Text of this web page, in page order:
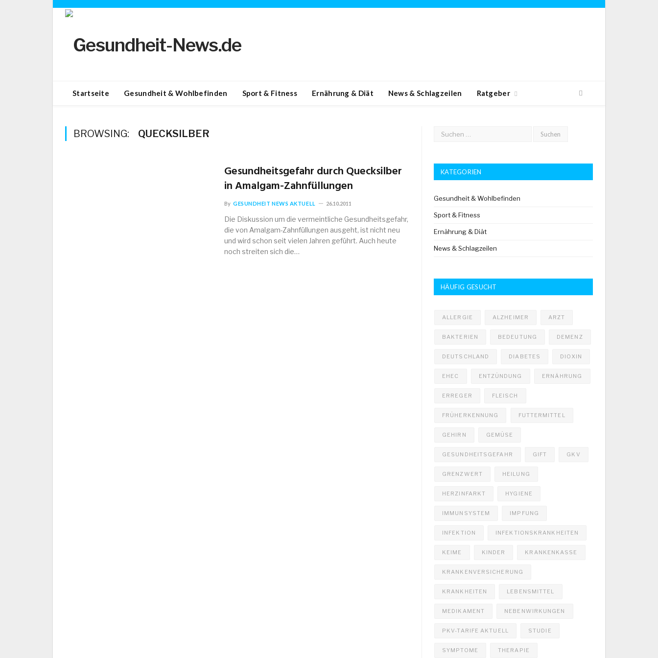
Startseite Gesundheit & Wohlbefinden Sport & Fitness Ernährung & Diät News & Schlagzeilen Ratgeber
BROWSING: QUECKSILBER
Gesundheitsgefahr durch Quecksilber
in Amalgam-Zahnfüllungen
By GESUNDHEIT NEWS AKTUELL 26.10.2011
Die Diskussion um die vermeintliche Gesundheitsgefahr,
die von Amalgam-Zahnfüllungen ausgeht, ist nicht neu
und wird schon seit vielen Jahren geführt. Auch heute
noch streiten sich die…
KATEGORIEN
Gesundheit & Wohlbefinden
Sport & Fitness
Ernährung & Diät
News & Schlagzeilen
HÄUFIG GESUCHT
ALLERGIE ALZHEIMER ARZT
BAKTERIEN BEDEUTUNG DEMENZ
DEUTSCHLAND DIABETES DIOXIN
EHEC ENTZÜNDUNG ERNÄHRUNG
ERREGER FLEISCH
FRÜHERKENNUNG FUTTERMITTEL
GEHIRN GEMÜSE
GESUNDHEITSGEFAHR GIFT GKV
GRENZWERT HEILUNG
HERZINFARKT HYGIENE
IMMUNSYSTEM IMPFUNG
INFEKTION INFEKTIONSKRANKHEITEN
KEIME KINDER KRANKENKASSE
KRANKENVERSICHERUNG
KRANKHEITEN LEBENSMITTEL
MEDIKAMENT NEBENWIRKUNGEN
PKV-TARIFE AKTUELL STUDIE
SYMPTOME THERAPIE